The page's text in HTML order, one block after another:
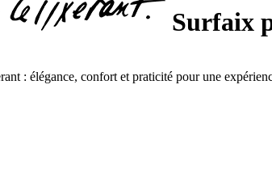
Surfaix
: élégance, confort et praticité pour une